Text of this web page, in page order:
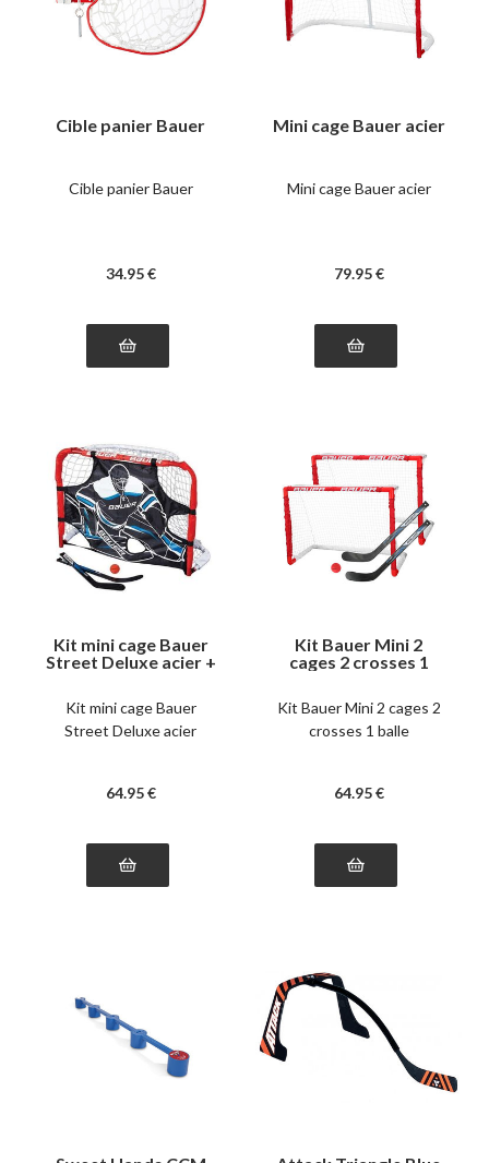
Cible panier Bauer
Cible panier Bauer
34.95 €
Mini cage Bauer acier
Mini cage Bauer acier
79.95 €
Kit mini cage Bauer
Street Deluxe acier +
Kit mini cage Bauer
Street Deluxe acier
64.95 €
Kit Bauer Mini 2
cages 2 crosses 1
Kit Bauer Mini 2 cages 2
crosses 1 balle
64.95 €